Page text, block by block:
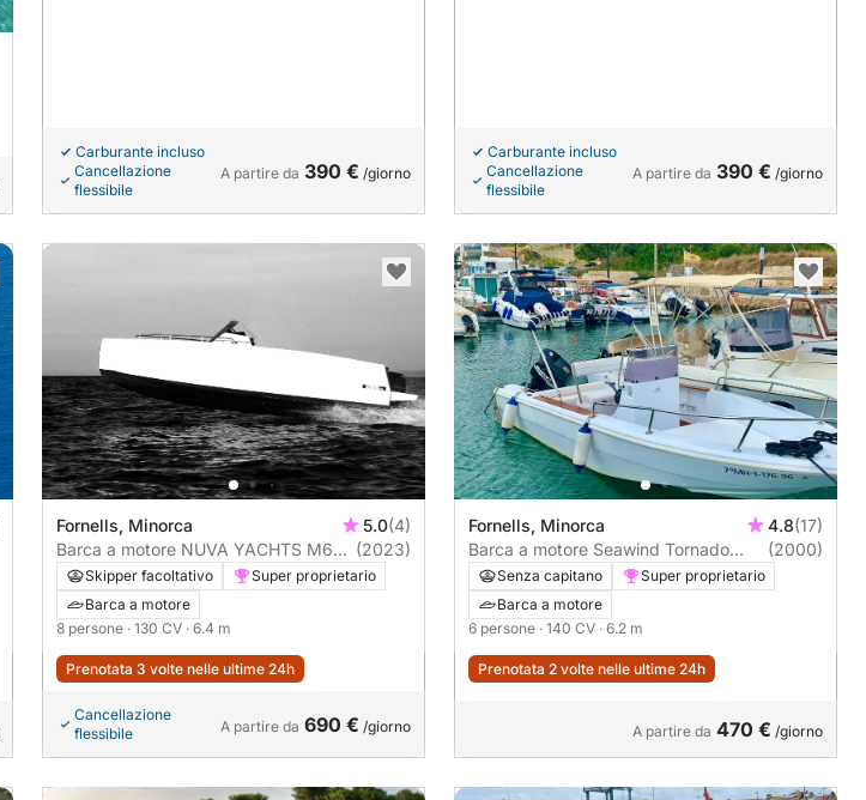
Carburante incluso
Cancellazione
flessibile
A partire da 390 € /giorno
Carburante incluso
Cancellazione
flessibile
A partire da 390 € /giorno
Fornells, Minorca 5.0(4)
Barca a motore NUVA YACHTS M6
CABIN 130CV
(2023)
Skipper facoltativo
Super proprietario
Barca a motore
8 persone · 130 CV · 6.4 m
Prenotata 3 volte nelle ultime 24h
Cancellazione
flessibile
A partire da 690 € /giorno
Fornells, Minorca 4.8(17)
Barca a motore Seawind Tornado
140CV
(2000)
Senza capitano
Super proprietario
Barca a motore
6 persone · 140 CV · 6.2 m
Prenotata 2 volte nelle ultime 24h
A partire da 470 € /giorno